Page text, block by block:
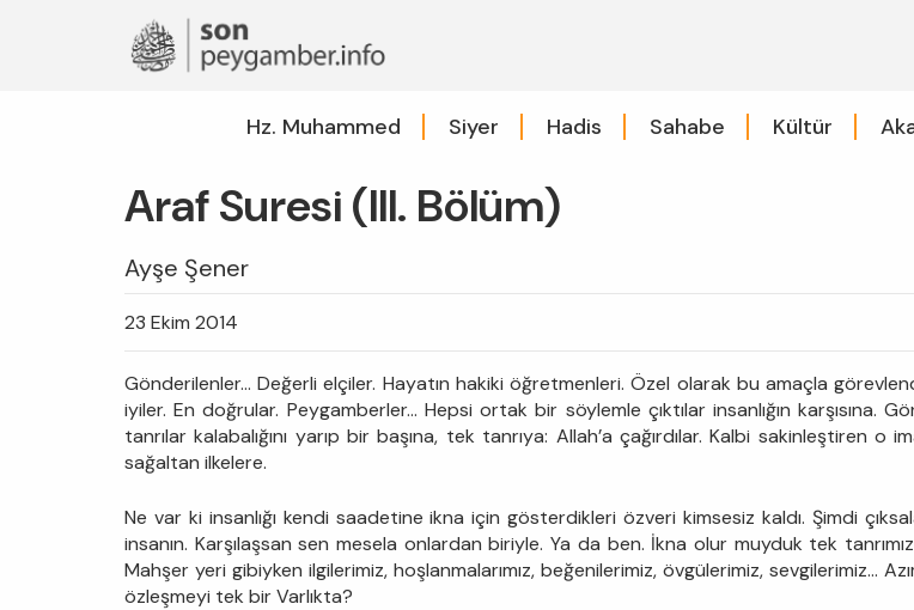
Hz. Muhammed Siyer Hadis Sahabe Kültür
Araf Suresi (III. Bölüm)
Ayşe Şener
23 Ekim 2014
Gönderilenler... Değerli elçiler. Hayatın hakiki öğretmenleri. Özel olarak bu amaçla
iyiler. En doğrular. Peygamberler... Hepsi ortak bir söylemle çıktılar insanlığın karşısına.
tanrılar kalabalığını yarıp bir başına, tek tanrıya: Allah’a çağırdılar. Kalbi sakinleştiren o
sağaltan ilkelere.
Ne var ki insanlığı kendi saadetine ikna için gösterdikleri özveri kimsesiz kaldı. Şimdi
insanın. Karşılaşsan sen mesela onlardan biriyle. Ya da ben. İkna olur muyduk tek
Mahşer yeri gibiyken ilgilerimiz, hoşlanmalarımız, beğenilerimiz, övgülerimiz, sevgilerimiz...
özleşmeyi tek bir Varlıkta?